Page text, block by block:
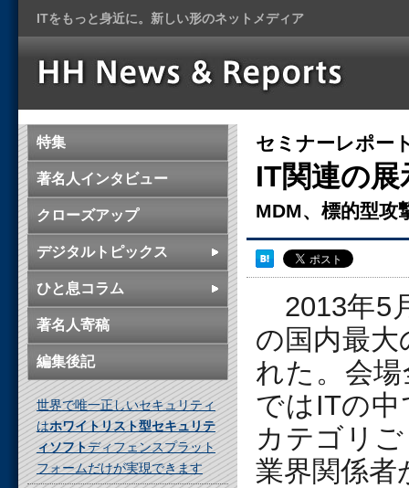
ITをもっと身近に。新しい形のネットメディア
特集
著名人インタビュー
クローズアップ
デジタルトピックス
ひと息コラム
著名人寄稿
編集後記
世界で唯一正しいセキュリティ
はホワイトリスト型セキュリテ
ィソフトディフェンスプラット
フォームだけが実現できます
セミナーレポー
IT関連の
MDM、標的型攻
2013年5
の国内最大
れた。会
ではITの
カテゴリ
業界関係者